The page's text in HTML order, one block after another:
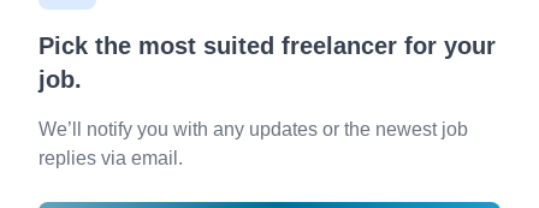
Pick the most suited freelancer for your
job.
We’ll notify you with any updates or the newest job
replies via email.